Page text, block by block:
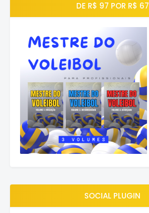
DE R$ 97 POR R$ 67
SOCIAL PLUGIN